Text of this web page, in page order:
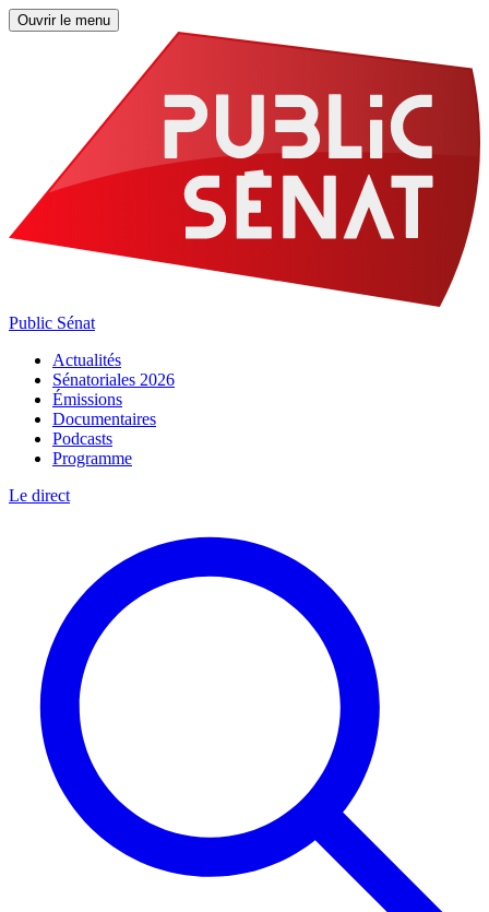
Ouvrir le menu
Public Sénat
Actualités
Sénatoriales 2026
Émissions
Documentaires
Podcasts
Programme
Le direct